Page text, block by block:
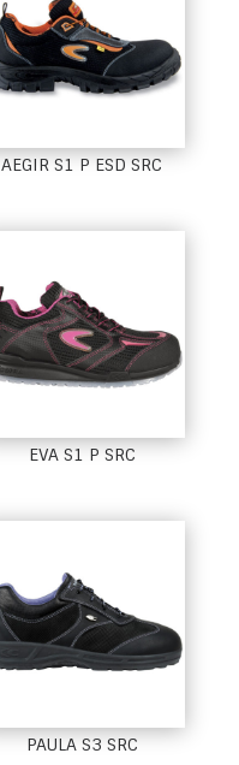
AEGIR S1 P ESD SRC
EVA S1 P SRC
PAULA S3 SRC